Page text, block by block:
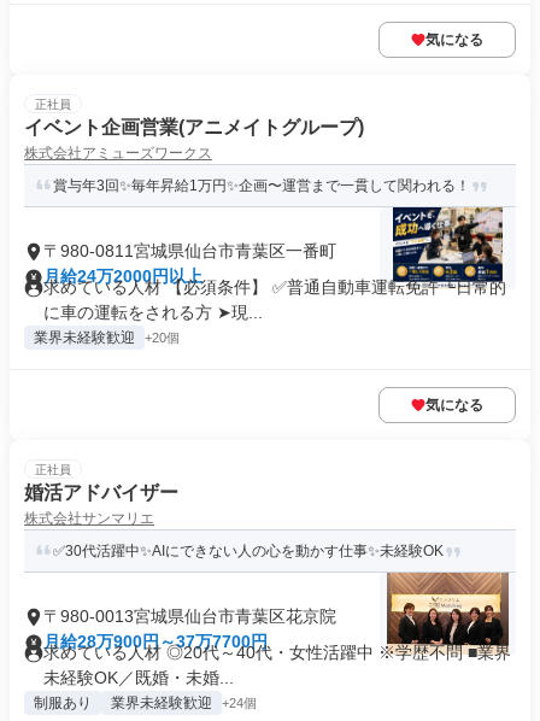
気になる
正社員
イベント企画営業(アニメイトグループ)
株式会社アミューズワークス
賞与年3回✨毎年昇給1万円✨企画〜運営まで一貫して関われる！
〒980-0811宮城県仙台市青葉区一番町
月給24万2000円以上
求めている人材 【必須条件】 ✅普通自動車運転免許 └日常的
に車の運転をされる方 ➤現...
業界未経験歓迎 +20個
気になる
正社員
婚活アドバイザー
株式会社サンマリエ
✅30代活躍中✨AIにできない人の心を動かす仕事✨未経験OK
〒980-0013宮城県仙台市青葉区花京院
月給28万900円～37万7700円
求めている人材 ◎20代～40代・女性活躍中 ※学歴不問 ■業界
未経験OK／既婚・未婚...
制服あり 業界未経験歓迎 +24個